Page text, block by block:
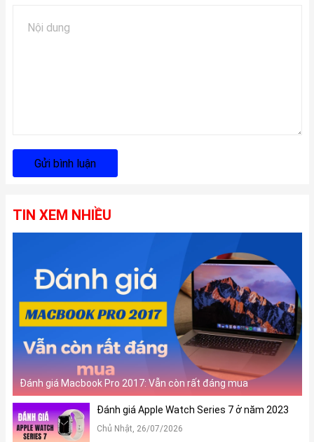
Gửi bình luận
TIN XEM NHIỀU
Đánh giá Macbook Pro 2017: Vẫn còn rất đáng mua
Đánh giá Apple Watch Series 7 ở năm 2023
Chủ Nhật, 26/07/2026